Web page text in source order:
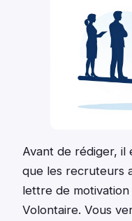
Avant de rédiger, il
que les recruteurs
lettre de
Volontaire. Vous